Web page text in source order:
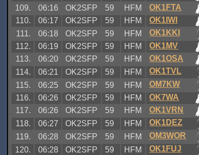
109.
06:16 OK2SFP 59 HFM OK1FTA
110.
06:17 OK2SFP 59 HFM OK1IWI
111.
06:18 OK2SFP 59 HFM OK1KKI
112.
06:19 OK2SFP 59 HFM OK1MV
113.
06:20 OK2SFP 59 HFM OK1OSA
114.
06:21 OK2SFP 59 HFM OK1TVL
115.
06:25 OK2SFP 59 HFM OM7KW
116.
06:26 OK2SFP 59 HFM OK7WA
117.
06:26 OK2SFP 59 HFM OK1VRN
118.
06:27 OK2SFP 59 HFM OK1DEZ
119.
06:28 OK2SFP 59 HFM OM3WOR
120.
06:28 OK2SFP 59 HFM OK1FUJ